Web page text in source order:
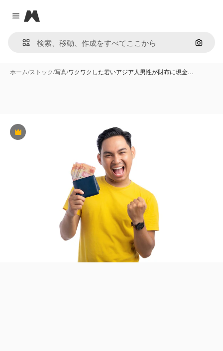
Close menu
Magnific
画像で
ホーム/ストック/写真/ワクワクした若いアジア人男性が財布に現金…
Premium